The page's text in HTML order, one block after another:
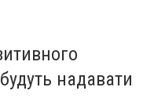
надавати